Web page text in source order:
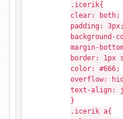
.icerik{
clear: both;
padding: 3px;
background-
margin-
border: 1px
color: #666;
overflow:
text-align:
}
.icerik a{